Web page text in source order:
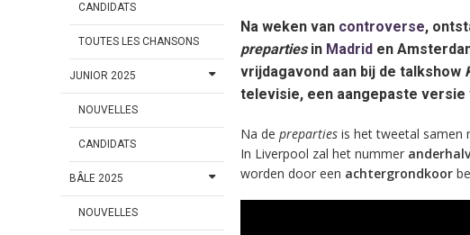
CANDIDATS
TOUTES LES CHANSONS
JUNIOR 2025
NOUVELLES
CANDIDATS
BÂLE 2025
NOUVELLES
Na weken van controverse,
prepartiesin Madrid en
vrijdagavond aan bij de talkshow
televisie, een aangepaste versie
Na de prepartiesis het tweetal samen
In Liverpool zal het nummer
worden door een achtergrondkoor